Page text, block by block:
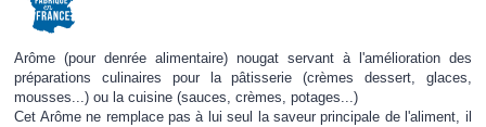
Arôme (pour denrée alimentaire) nougat servant à l'amélioration des
préparations culinaires pour la pâtisserie (crèmes dessert, glaces,
mousses...) ou la cuisine (sauces, crèmes, potages...)
Cet Arôme ne remplace pas à lui seul la saveur principale de l'aliment, il